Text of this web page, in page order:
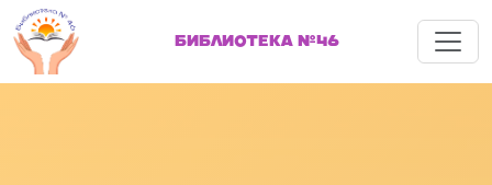
БИБЛИОТЕКА №46 Меню